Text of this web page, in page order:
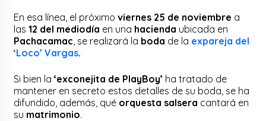
En esa línea, el próximoviernes 25 de noviembre a
las 12 del mediodía en una hacienda ubicada en
Pachacamac , se realizará la boda de la expareja del
‘Loco’ Vargas.
Si bien la‘exconejita de PlayBoy’ ha tratado de
mantener en secreto estos detalles de su boda, se ha
difundido, además, qué orquesta salsera cantará en
su matrimonio.